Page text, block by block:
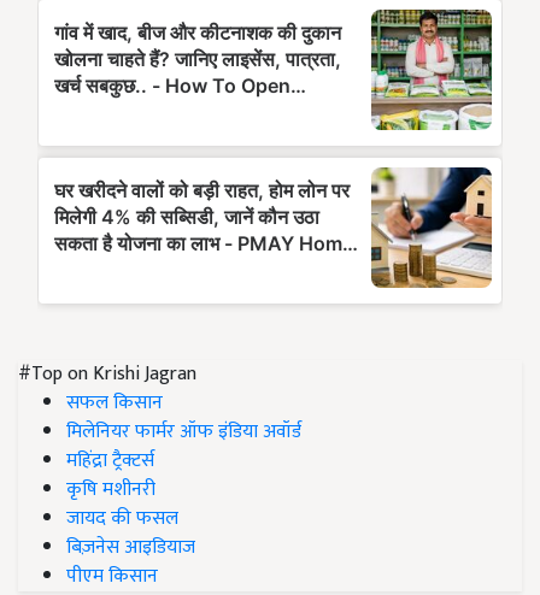
#Top on Krishi Jagran
सफल किसान
मिलेनियर फार्मर ऑफ इंडिया अवॉर्ड
महिंद्रा ट्रैक्टर्स
कृषि मशीनरी
जायद की फसल
बिज़नेस आइडियाज
पीएम किसान